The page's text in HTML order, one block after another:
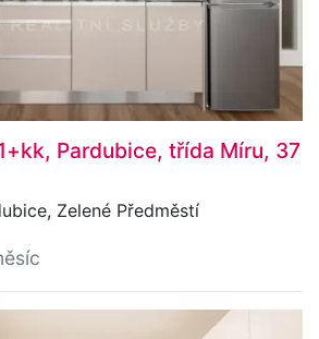
Pardubice, třída Míru, 37
Zelené Předměstí